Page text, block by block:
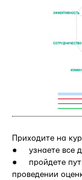
Приходите на
● узнаете все
● пройдете
проведении